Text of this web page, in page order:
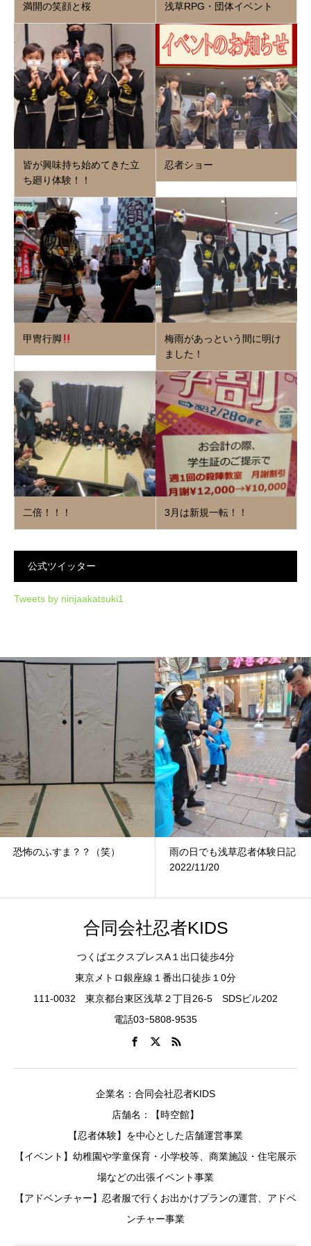
満開の笑顔と桜 浅草RPG・団体イベント
皆が興味持ち始めてきた立
ち廻り体験！！
忍者ショー
甲冑行脚
梅雨があっという間に明け
ました！
二倍！！！ 3月は新規一転！！
公式ツイッター
Tweets by ninjaakatsuki1
恐怖のふすま？？（笑）
雨の日でも浅草忍者体験日記
2022/11/20
合同会社忍者KIDS
つくばエクスプレスA１出口徒歩4分
東京メトロ銀座線１番出口徒歩１0分
111-0032 東京都台東区浅草２丁目26-5 SDSビル202
電話03ｰ5808-9535
企業名：合同会社忍者KIDS
店舗名：【時空館】
【忍者体験】を中心とした店舗運営事業
【イベント】幼稚園や学童保育・小学校等、商業施設・住宅展示
場などの出張イベント事業
【アドベンチャー】忍者服で行くお出かけプランの運営、アドベ
ンチャー事業